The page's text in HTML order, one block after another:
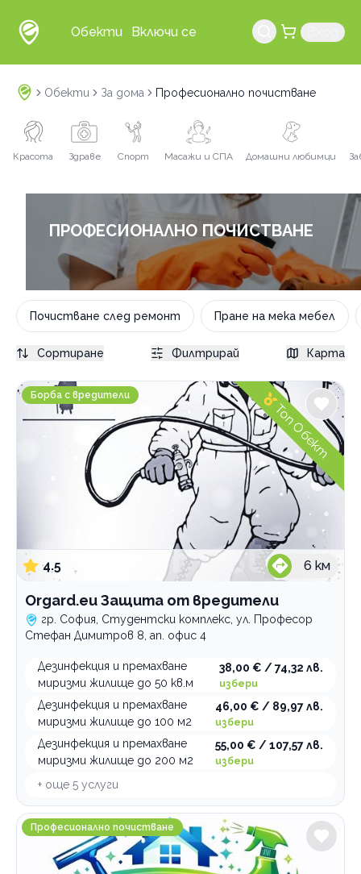
Обекти Включи се
Обекти За дома Професионално почистване
Красота Здраве Спорт Масажи и СПА Домашни любимци
ПРОФЕСИОНАЛНО ПОЧИСТВАНЕ
Почистване след ремонт Пране на мека мебел
Orgard.eu Защита от вредители
Борба с вредители
4.5 6 км
Orgard.eu Защита от вредители
гр. София, Студентски комплекс, ул. Професор
Стефан Димитров 8, ап. офис 4
Дезинфекция и премахване
миризми жилище до 50 кв.м
38,00 € / 74,32 лв.
избери
Дезинфекция и премахване
миризми жилище до 100 м2
46,00 € / 89,97 лв.
избери
Дезинфекция и премахване
миризми жилище до 200 м2
55,00 € / 107,57 лв.
избери
+ още 5 услуги
Топ Обект
Crystal Clear Services Професионално почистване
Професионално почистване
Сортиране Филтрирай Карта
София
Варна
Дезинфекция
дезинсекция и дератизация
открита площ
Почистване на апартаменти и офиси
професионално почистване на баня
професионално почистване на прозорци
Почистване след ремонт
машинно почистване на подови настилки
професионално
професионално
Пране на мека мебел
Категории
Борба с вредители
Озеленяване
Професионално почистване
Строително-ремонтни дейности
Професионален домоуправител
Хамалски услуги
По домовете